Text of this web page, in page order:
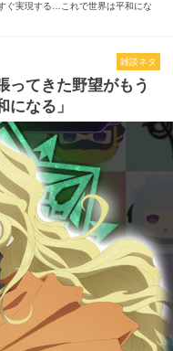
ぐ実現する…これで世界は平和にな
雑談ネタ
ってきた野望がもう
なる」